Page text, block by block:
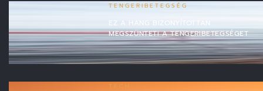
TENGERIBETEGSÉG
EZ A HANG BIZONYÍTOTTAN
MEGSZÜNTETI A TENGERIBETEGSÉGET
TECH